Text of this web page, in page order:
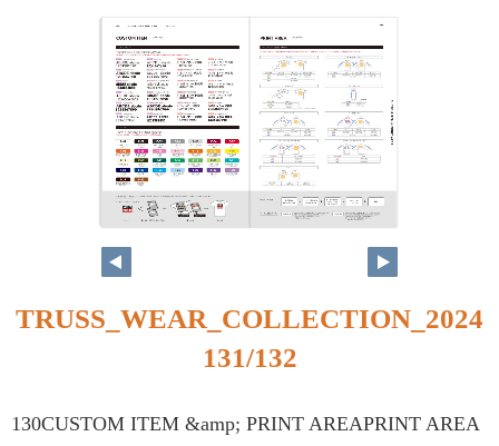
TRUSS_WEAR_COLLECTION_2024
131/132
130CUSTOM ITEM &amp; PRINT AREAPRINT AREA